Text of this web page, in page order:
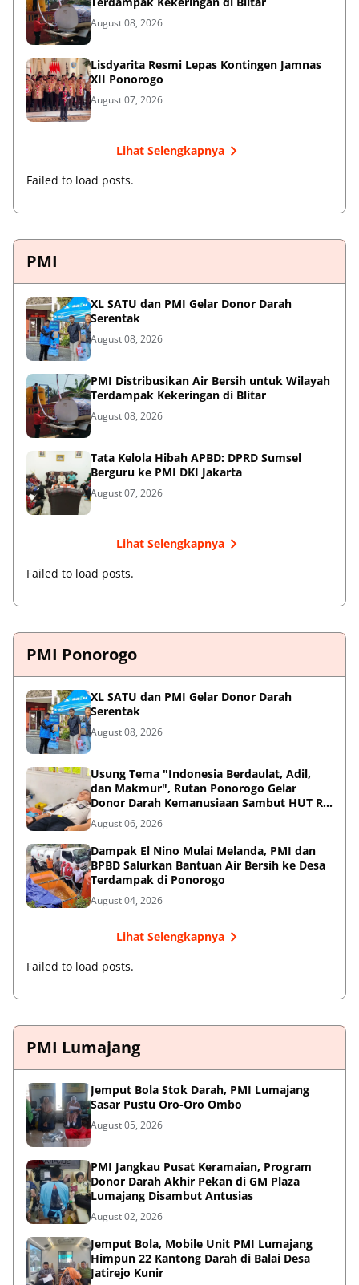
August 08, 2026
Lisdyarita Resmi Lepas Kontingen Jamnas
XII Ponorogo
August 07, 2026
Lihat Selengkapnya
Failed to load posts.
PMI
XL SATU dan PMI Gelar Donor Darah
Serentak
August 08, 2026
PMI Distribusikan Air Bersih untuk Wilayah
Terdampak Kekeringan di Blitar
August 08, 2026
Tata Kelola Hibah APBD: DPRD Sumsel
Berguru ke PMI DKI Jakarta
August 07, 2026
Lihat Selengkapnya
Failed to load posts.
PMI Ponorogo
XL SATU dan PMI Gelar Donor Darah
Serentak
August 08, 2026
Usung Tema "Indonesia Berdaulat, Adil,
dan Makmur", Rutan Ponorogo Gelar
Donor Darah Kemanusiaan Sambut HUT RI
ke-81
August 06, 2026
Dampak El Nino Mulai Melanda, PMI dan
BPBD Salurkan Bantuan Air Bersih ke Desa
Terdampak di Ponorogo
August 04, 2026
Lihat Selengkapnya
Failed to load posts.
PMI Lumajang
Jemput Bola Stok Darah, PMI Lumajang
Sasar Pustu Oro-Oro Ombo
August 05, 2026
PMI Jangkau Pusat Keramaian, Program
Donor Darah Akhir Pekan di GM Plaza
Lumajang Disambut Antusias
August 02, 2026
Jemput Bola, Mobile Unit PMI Lumajang
Himpun 22 Kantong Darah di Balai Desa
Jatirejo Kunir